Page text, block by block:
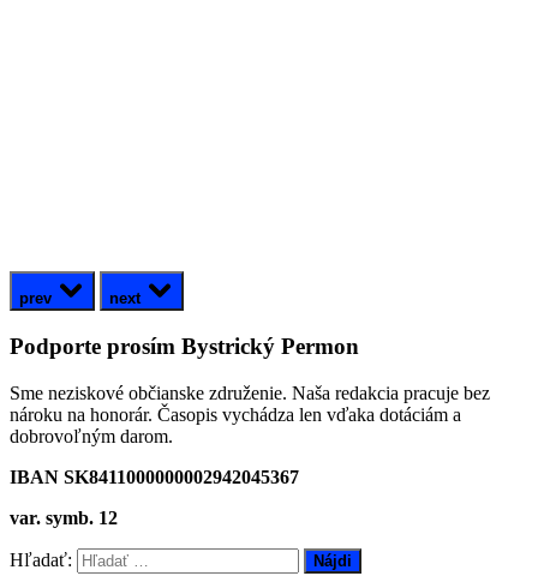
prev next
Podporte prosím Bystrický Permon
Sme neziskové občianske združenie. Naša redakcia pracuje bez
nároku na honorár. Časopis vychádza len vďaka dotáciám a
dobrovoľným darom.
IBAN SK8411000000002942045367
var. symb. 12
Hľadať: